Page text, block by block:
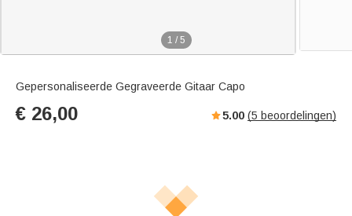
1 / 5
Gepersonaliseerde Gegraveerde Gitaar Capo
€ 26,00 5.00 (5 beoordelingen)